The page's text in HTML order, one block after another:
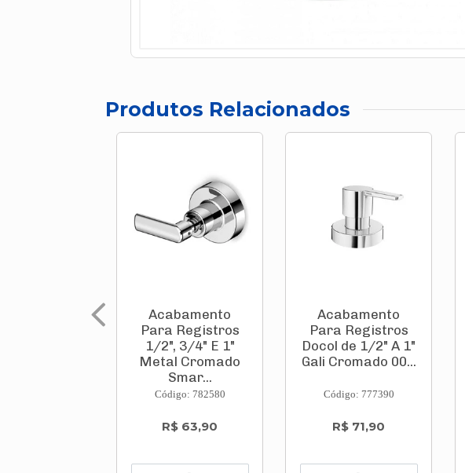
Produtos Relacionados
Acabamento
Para Registros
1/2", 3/4" E 1"
Metal Cromado
Smar...
Código: 782580
R$ 63,90
Acabamento
Para Registros
Docol de 1/2" A 1"
Gali Cromado 00...
Código: 777390
R$ 71,90